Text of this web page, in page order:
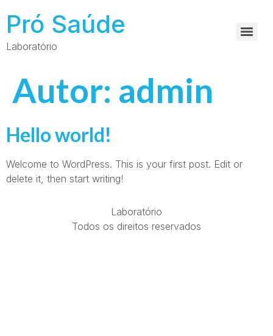
Pró Saúde
Laboratório
Autor: admin
Hello world!
Welcome to WordPress. This is your first post. Edit or
delete it, then start writing!
Laboratório
Todos os direitos reservados